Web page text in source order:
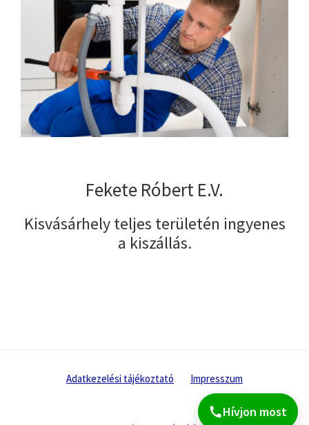
Fekete Róbert E.V.
Kisvásárhely teljes területén ingyenes
a kiszállás.
Hívjon most
Adatkezelési tájékoztató Impresszum